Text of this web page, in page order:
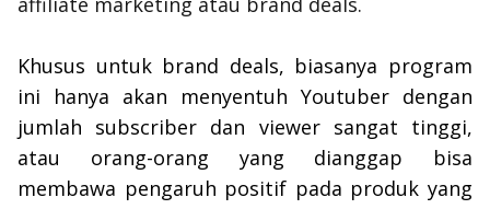
Khusus untuk brand deals, biasanya program
ini hanya akan menyentuh Youtuber dengan
jumlah subscriber dan viewersangat tinggi,
atau orang-orang yang dianggap bisa
membawa pengaruh positif pada produk yang